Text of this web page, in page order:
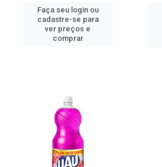
Faça seu login ou
cadastre-se para
ver preços e
comprar